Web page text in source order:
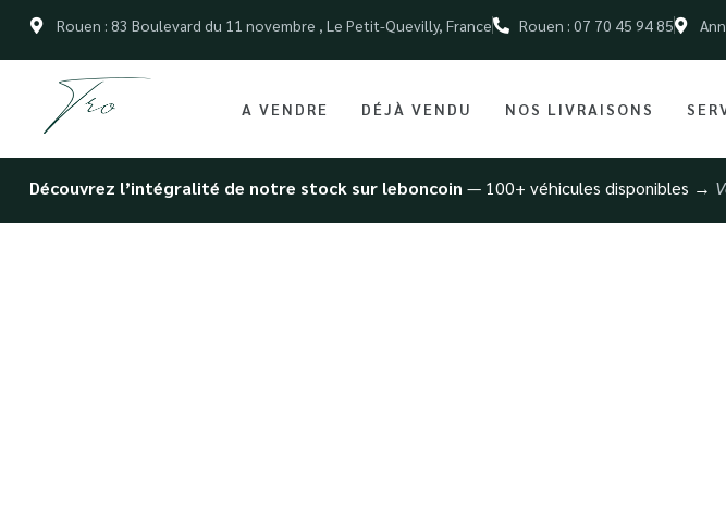
Rouen : 83 Boulevard du 11 novembre , Le Petit-Quevilly, France Rouen : 07 70 45 94 85
A VENDRE DÉJÀ VENDU NOS LIVRAISONS
Découvrez l’intégralité de notre stock sur leboncoin — 100+ véhicules disponibles →